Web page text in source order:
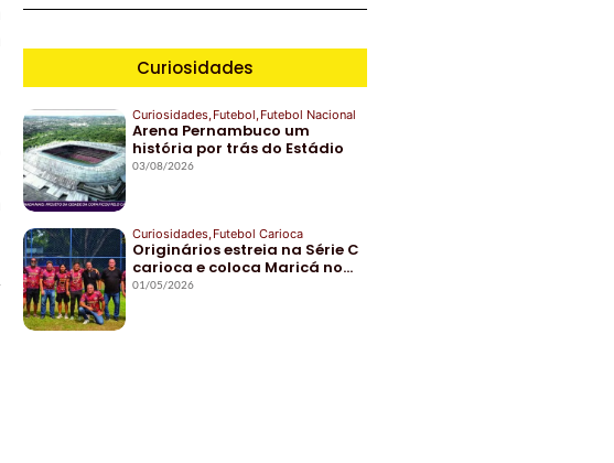
Curiosidades
Curiosidades Futebol Futebol Nacional
Arena Pernambuco um
história por trás do Estádio
03/08/2026
Curiosidades Futebol Carioca
Originários estreia na Série C
carioca e coloca Maricá no…
01/05/2026